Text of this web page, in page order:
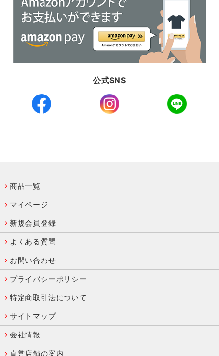
公式SNS
商品一覧
マイページ
新規会員登録
よくある質問
お問い合わせ
プライバシーポリシー
特定商取引法について
サイトマップ
会社情報
直営店舗の案内